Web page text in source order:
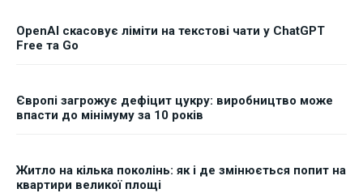
OpenAI скасовує ліміти на текстові чати у ChatGPT
Free та Go
Європі загрожує дефіцит цукру: виробництво може
впасти до мінімуму за 10 років
Житло на кілька поколінь: як і де змінюється попит на
квартири великої площі